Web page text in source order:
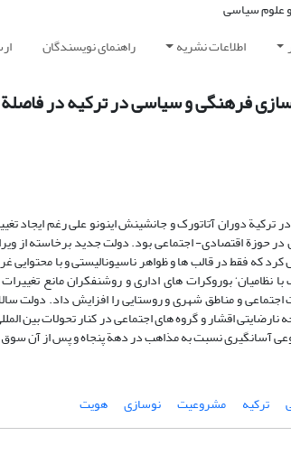
اطلاعات نشریه راهنمای نویسندگان
فرهنگی و سیاسی در ترکیه در فاصلة سال
ترکیة دوران آتاتورک و جانشینش اینونو علی رغم
در حوزة اقتصادی- اجتماعی بود. دولت جدید برخاسته از
کرد که فقط در قالب ها و ظواهر ناسیونالیستی و با
نظامیان‘ بوروکرات های اداری و روشنفکران مانع
نارضایتی اقشار و گروه های اجتماعی در کنار تحولات
آسانگیری نسبت به مذاهب در دهة پنجاه و پس از آن
ترکیه مشروعیت نوسازی هویت